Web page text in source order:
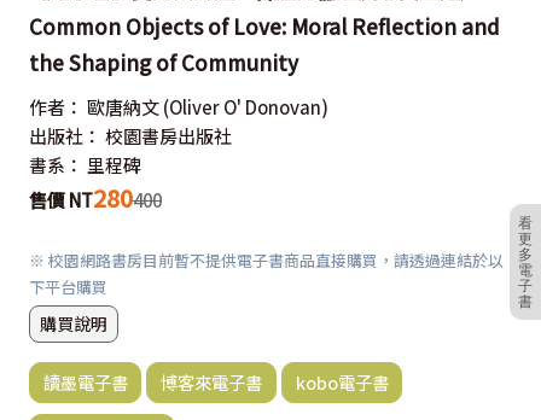
看
更
多
電
子
書
Common Objects of Love: Moral Reflection and
the Shaping of Community
作者： 歐唐納文 (Oliver O' Donovan)
出版社： 校園書房出版社
書系： 里程碑
售價 NT280400
※ 校園網路書房目前暫不提供電子書商品直接購買，請透過連結於以
下平台購買
購買說明
讀墨電子書 博客來電子書 kobo電子書